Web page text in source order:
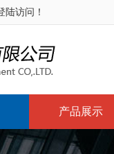
访问！
产品展示